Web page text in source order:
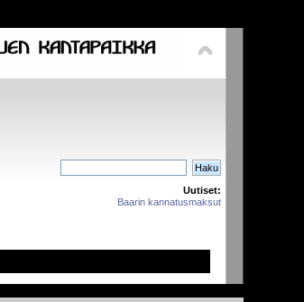
Uutiset:
Baarin kannatusmaksut